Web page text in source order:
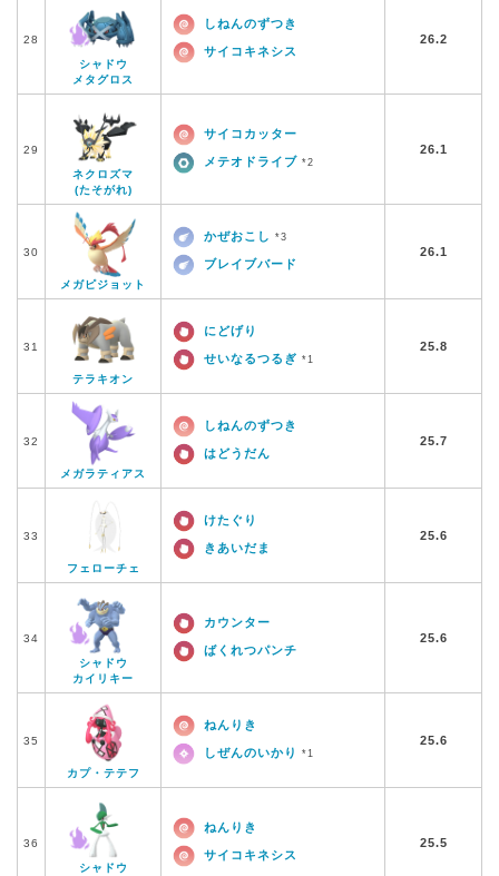
28
シャドウ
メタグロス
しねんのずつき
サイコキネシス
26.2
29
ネクロズマ
(たそがれ)
サイコカッター
メテオドライブ *2
26.1
30
メガピジョット
かぜおこし *3
ブレイブバード
26.1
31
テラキオン
にどげり
せいなるつるぎ *1
25.8
32
メガラティアス
しねんのずつき
はどうだん
25.7
33
フェローチェ
けたぐり
きあいだま
25.6
34
シャドウ
カイリキー
カウンター
ばくれつパンチ
25.6
35
カプ・テテフ
ねんりき
しぜんのいかり *1
25.6
36
シャドウ
ねんりき
サイコキネシス
25.5